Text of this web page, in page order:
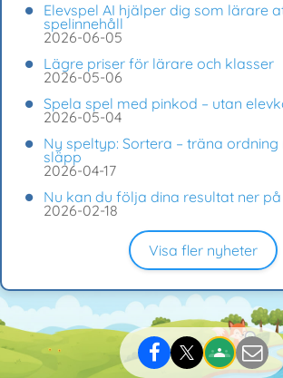
Elevspel AI hjälper dig som lärare
spelinnehåll
2026-06-05
Lägre priser för lärare och klasser
2026-05-06
Spela spel med pinkod – utan
2026-05-04
Ny speltyp: Sortera – träna
släpp
2026-04-17
Nu kan du följa dina resultat ner
2026-02-18
Visa fler nyheter